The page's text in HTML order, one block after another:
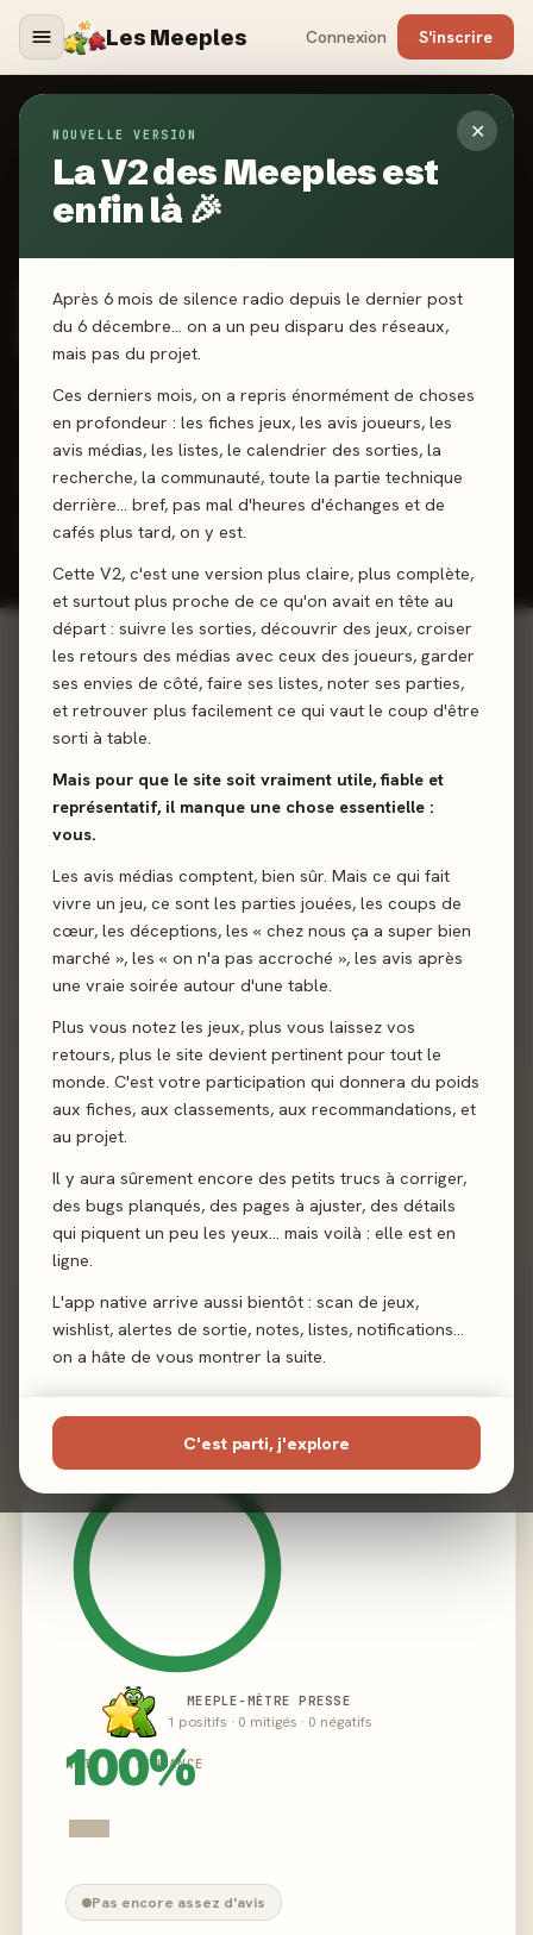
Les Meeples Connexion S'inscrire
✕
NOUVELLE VERSION
La V2 des Meeples est
enfin là 🎉
Après 6 mois de silence radio depuis le dernier post
du 6 décembre… on a un peu disparu des réseaux,
mais pas du projet.
Ces derniers mois, on a repris énormément de choses
en profondeur : les fiches jeux, les avis joueurs, les
avis médias, les listes, le calendrier des sorties, la
recherche, la communauté, toute la partie technique
derrière… bref, pas mal d'heures d'échanges et de
cafés plus tard, on y est.
Cette V2, c'est une version plus claire, plus complète,
et surtout plus proche de ce qu'on avait en tête au
départ : suivre les sorties, découvrir des jeux, croiser
les retours des médias avec ceux des joueurs, garder
ses envies de côté, faire ses listes, noter ses parties,
et retrouver plus facilement ce qui vaut le coup d'être
sorti à table.
Mais pour que le site soit vraiment utile, fiable et
représentatif, il manque une chose essentielle :
vous.
Les avis médias comptent, bien sûr. Mais ce qui fait
vivre un jeu, ce sont les parties jouées, les coups de
cœur, les déceptions, les « chez nous ça a super bien
marché », les « on n'a pas accroché », les avis après
une vraie soirée autour d'une table.
Plus vous notez les jeux, plus vous laissez vos
retours, plus le site devient pertinent pour tout le
monde. C'est votre participation qui donnera du poids
aux fiches, aux classements, aux recommandations, et
au projet.
Il y aura sûrement encore des petits trucs à corriger,
des bugs planqués, des pages à ajuster, des détails
qui piquent un peu les yeux… mais voilà : elle est en
ligne.
L'app native arrive aussi bientôt : scan de jeux,
wishlist, alertes de sortie, notes, listes, notifications…
on a hâte de vous montrer la suite.
C'est parti, j'explore
Jeux/My Murder Mystery - Protocole Final
2026·HORRIBLE GUILD
My Murder Mystery -
Protocole Final
5-7 joueurs 14 ans+ 150 min Jeu de rôles
J'ai joué Envie de jouer Wishlist
Donner mon avis
01 - LE JEU
Une murder party sans maître du jeu... Silicon Valley, 2047.
Olivia Clubberfunk, fondatrice d’une des plus grandes
entreprises du monde de la tech. La soirée est un succès,
corps d’Olivia est retrouvé sans vie et la villa sécurisée
s’est verrouillée… Incarnez l'un des personnages, chacun
ayant ses propres objectifs et ses secrets...
Sortie 24 avril 2026
Auteur
Illustration Alex Twin
Éditeur
100%
MEEPLE-MÈTRE PRESSE
1 positifs · 0 mitigés · 0 négatifs
NOTE DE TENDANCE
-
Pas encore assez d'avis